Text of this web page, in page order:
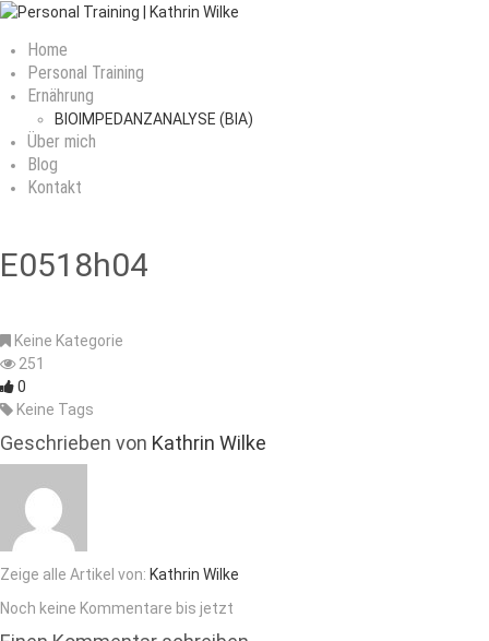
Home
Personal Training
Ernährung
BIOIMPEDANZANALYSE (BIA)
Über mich
Blog
Kontakt
E0518h04
Keine Kategorie
251
0
Keine Tags
Geschrieben von Kathrin Wilke
Zeige alle Artikel von: Kathrin Wilke
Noch keine Kommentare bis jetzt